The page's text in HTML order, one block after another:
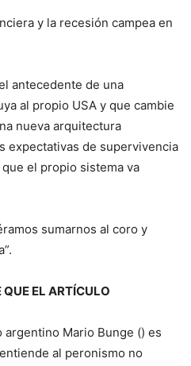
y la recesión campea en
antecedente de una
al propio USA y que cambie
nueva arquitectura
expectativas de supervivencia
el propio sistema va
sumarnos al coro y
EL ARTÍCULO
Mario Bunge () es
al peronismo no